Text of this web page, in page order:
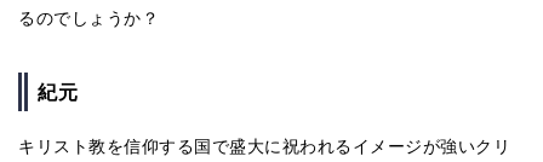
るのでしょうか？
紀元
キリスト教を信仰する国で盛大に祝われるイメージが強いクリ